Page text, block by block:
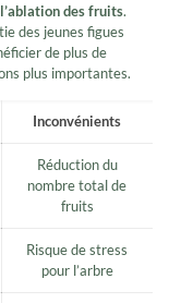
l’ablation des fruits.
des jeunes figues
de plus de
plus importantes.
Inconvénients
Réduction du
nombre total de
fruits
Risque de stress
pour l’arbre